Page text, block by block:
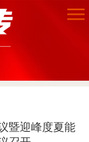
暨迎峰度夏能